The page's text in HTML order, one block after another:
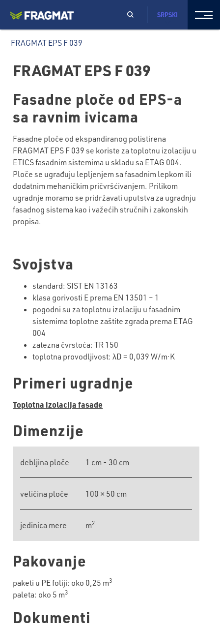
SRPSKI
FRAGMAT EPS F 039
FRAGMAT EPS F 039
Fasadne ploče od EPS-a
sa ravnim ivicama
Fasadne ploče od ekspandiranog polistirena
FRAGMAT EPS F 039 se koriste za toplotnu izolaciju u
ETICS fasadnim sistemima u skladu sa ETAG 004.
Ploče se ugrađuju lepljenjem sa fasadnim lepkom ili
dodatnim mehaničkim pričvršćivanjem. Prilikom
ugradnje moramo se pridržavati uputstva za ugradnju
fasadnog sistema kao i važećih stručnih i zakonskih
propisa.
Svojstva
standard: SIST EN 13163
klasa gorivosti E prema EN 13501 – 1
pogodni su za toplotnu izolaciju u fasadnim
sistemima toplotne zaštite zgrada prema ETAG
004
zatezna čvrstoća: TR 150
toplotna provodljivost: λD = 0,039 W/m·K
Primeri ugradnje
Toplotna izolacija fasade
Dimenzije
debljina ploče 1 cm - 30 cm
veličina ploče 100 × 50 cm
jedinica mere m2
Pakovanje
paketi u PE foliji: oko 0,25 m3
paleta: oko 5 m3
Dokumenti